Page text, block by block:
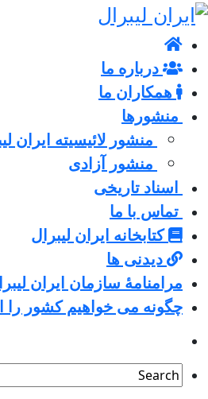
درباره ما
همکاران ما
منشورها
منشور لائیسیته ایران
منشور آزادی
اسناد تاریخی
تماس با ما
کتابخانه ایران لیبرال
دیدنی ها
مرامنامۀ سازمان ایران
چگونه می خواهیم کشور را